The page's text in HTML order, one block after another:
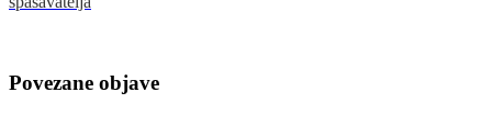
Povezane objave